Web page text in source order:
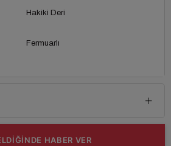
Hakiki Deri
Fermuarlı
HABER VER